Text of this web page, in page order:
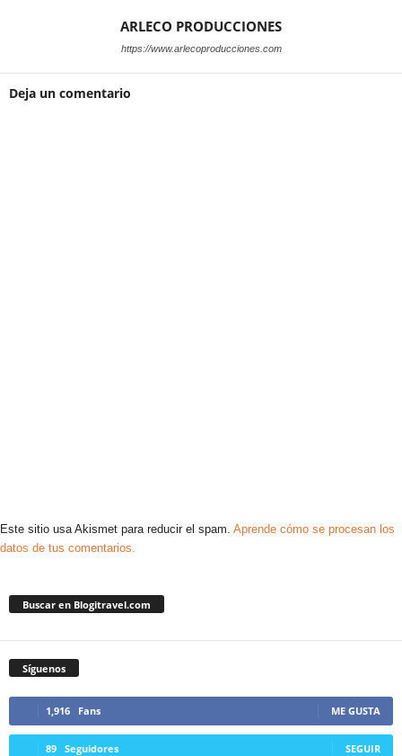
ARLECO PRODUCCIONES
https://www.arlecoproducciones.com
Deja un comentario
Este sitio usa Akismet para reducir el spam. Aprende cómo se procesan los
datos de tus comentarios.
Buscar en Blogitravel.com
Síguenos
1,916 Fans ME GUSTA
89 Seguidores SEGUIR